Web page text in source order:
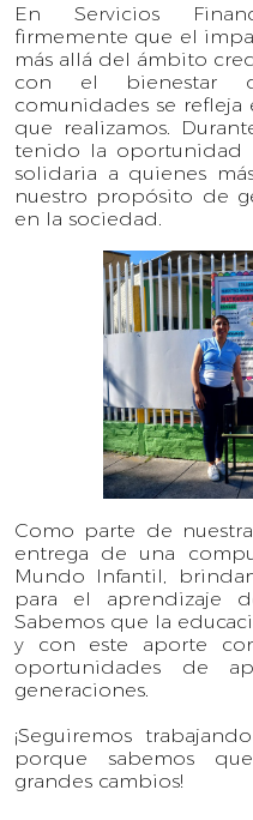
En Servicios
firmemente que el
más allá del ámbito
con el bienestar
comunidades se
que realizamos.
tenido la oportunidad
solidaria a quienes
nuestro propósito de
en la sociedad.
Como parte de
entrega de una
Mundo Infantil,
para el aprendizaje
Sabemos que la
y con este aporte
oportunidades de
generaciones.
¡Seguiremos
porque sabemos
grandes cambios!